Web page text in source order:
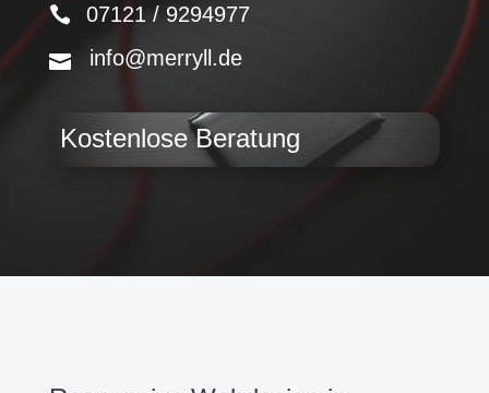
07121 / 9294977
info@merryll.de
Kostenlose Beratung